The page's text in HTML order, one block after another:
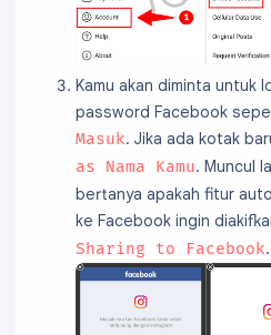
Kamu akan diminta untuk
password Facebook
Masuk. Jika ada kotak
as Nama Kamu. Muncul
bertanya apakah fitur
ke Facebook ingin
Sharing to Facebook.